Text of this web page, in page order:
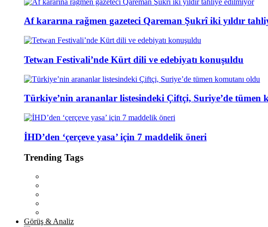
Af kararına rağmen gazeteci Qareman Şukrî iki yıldır
Tetwan Festivali’nde Kürt dili ve edebiyatı konuşuldu
Türkiye’nin arananlar listesindeki Çiftçi, Suriye’de tümen
İHD’den ‘çerçeve yasa’ için 7 maddelik öneri
Trending Tags
Görüş & Analiz